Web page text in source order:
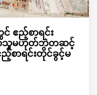
ဧည့်စာရင်း
က်သူမဟုတ်ဘဲတဆင့်
ည့်စာရင်းတိုင်ခွင့်မ